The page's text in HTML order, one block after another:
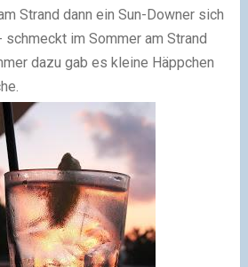
Strand dann ein Sun-Downer sich
schmeckt im Sommer am Strand
dazu gab es kleine Häppchen